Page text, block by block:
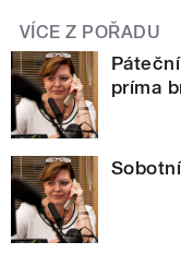
VÍCE Z POŘADU
príma